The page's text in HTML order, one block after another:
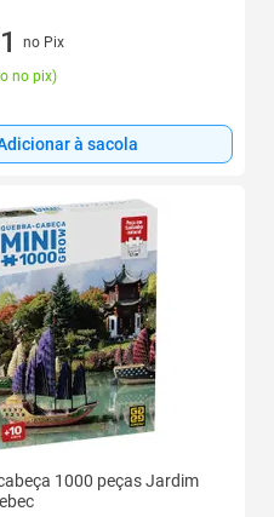
no Pix
no pix)
à sacola
1000 peças Jardim